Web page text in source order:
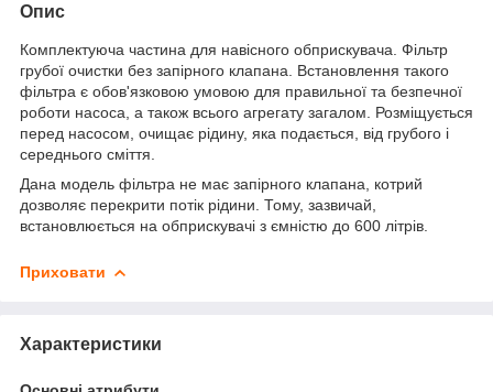
Опис
Комплектуюча частина для навісного обприскувача. Фільтр
грубої очистки без запірного клапана. Встановлення такого
фільтра є обов'язковою умовою для правильної та безпечної
роботи насоса, а також всього агрегату загалом. Розміщується
перед насосом, очищає рідину, яка подається, від грубого і
середнього сміття.
Дана модель фільтра не має запірного клапана, котрий
дозволяє перекрити потік рідини. Тому, зазвичай,
встановлюється на обприскувачі з ємністю до 600 літрів.
Приховати
Характеристики